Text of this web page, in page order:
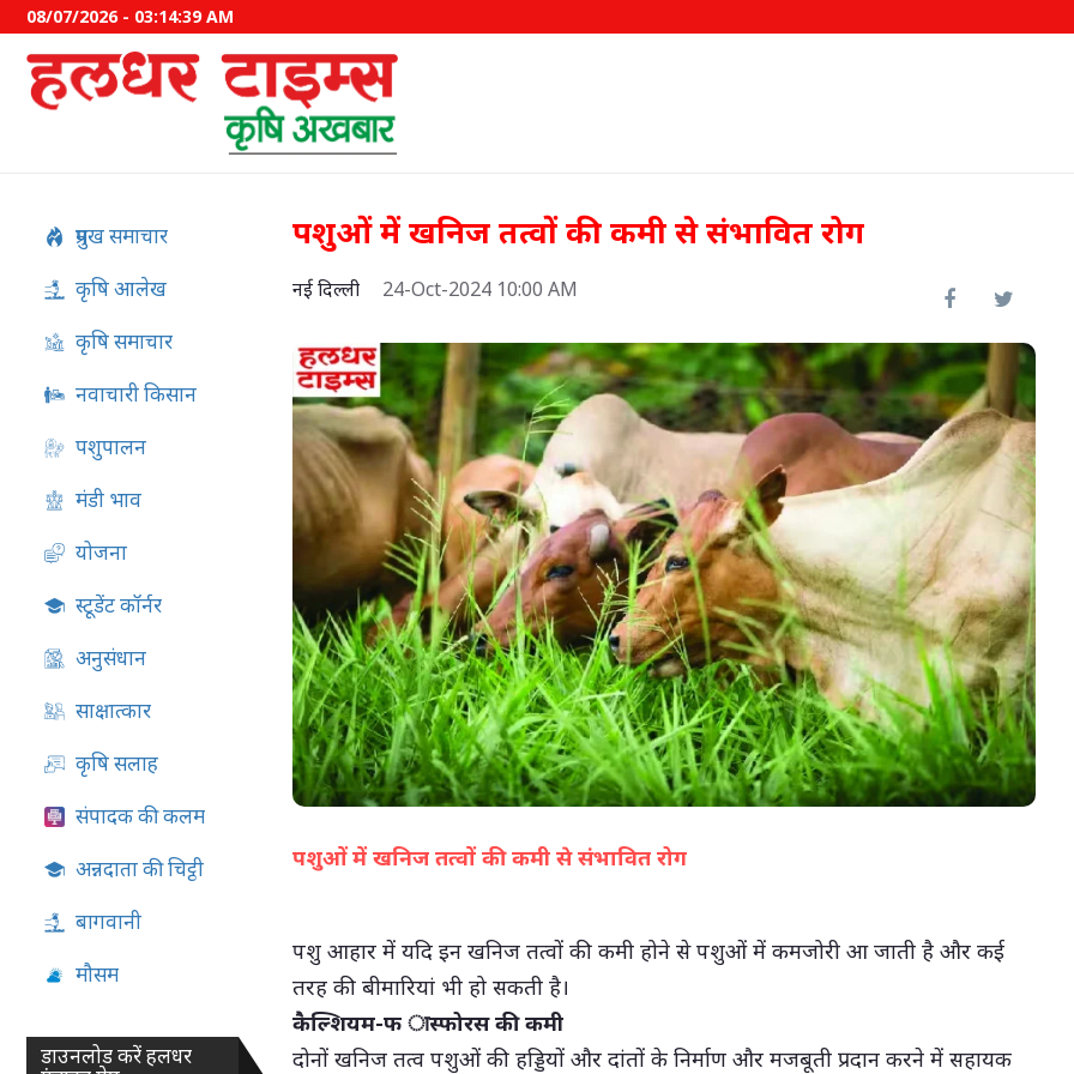
08/07/2026 - 03:14:40 AM
प्रमुख समाचार
कृषि आलेख
कृषि समाचार
नवाचारी किसान
पशुपालन
मंडी भाव
योजना
स्टूडेंट कॉर्नर
अनुसंधान
साक्षात्कार
कृषि सलाह
संपादक की कलम
अन्नदाता की चिट्ठी
बागवानी
मौसम
डाउनलोड करें हलधर
पशुओं में खनिज तत्वों की कमी से संभावित रोग
नई दिल्ली 24-Oct-2024 10:00 AM
पशुओं में खनिज तत्वों की कमी से संभावित रोग
पशु आहार में यदि इन खनिज तत्वों की कमी होने से पशुओं में कमजोरी आ जाती है और कई
तरह की बीमारियां भी हो सकती है।
कैल्शियम-फ ास्फोरस की कमी
दोनों खनिज तत्व पशुओं की हड्डियों और दांतों के निर्माण और मजबूती प्रदान करने में सहायक
PM Kisan 24वीं किस्त की तारीख पर
बड़ा अपडेट, जानें कब आएंगे 2000
05-Aug-2026 04:51 PM
62.58 लाख किसानों को मिला
फसल बीमा का लाभ
05-Aug-2026 04:36 PM